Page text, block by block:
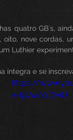
quatro GB´s,
oito, nove cordas,
Luthier
íntegra e se
https://
v=fjJAaiYzDMU